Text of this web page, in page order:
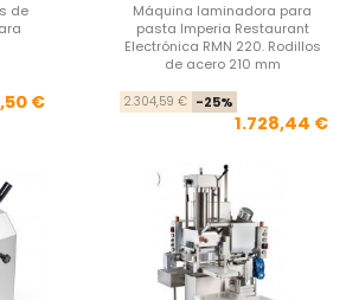
de
Precio base
Precio
€
Máquina laminadora para
pasta Imperia Restaurant
Electrónica RMN 220. Rodillos
de acero 210 mm
2.304,59 € -25%
1.728,44 €